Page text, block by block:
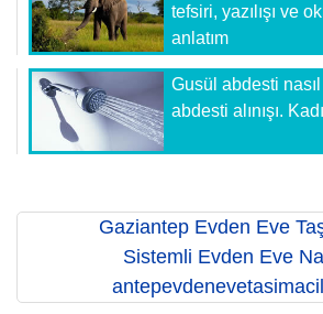
tefsiri, yazılışı ve
anlatım
Gusül abdesti nasıl
abdesti alınışı.
Gaziantep Evden Eve
Sistemli Evden Eve